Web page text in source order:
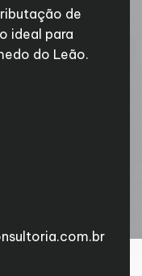
de
ideal para
do Leão.